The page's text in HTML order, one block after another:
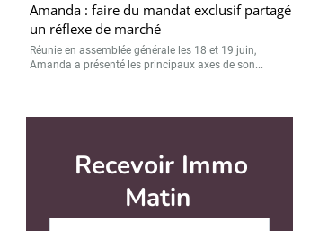
Amanda : faire du mandat exclusif partagé
un réflexe de marché
Réunie en assemblée générale les 18 et 19 juin,
Amanda a présenté les principaux axes de son...